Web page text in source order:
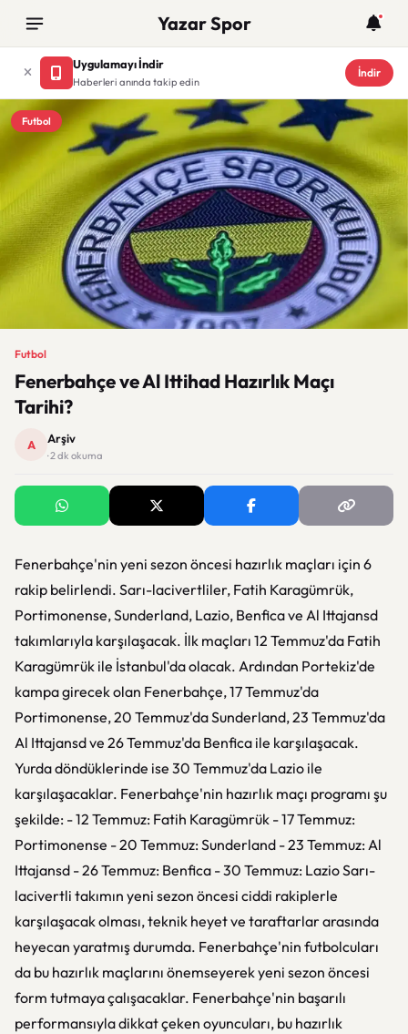
Yazar Spor
Uygulamayı İndir
Haberleri anında takip edin
İndir
Futbol
Futbol
Fenerbahçe ve Al Ittihad Hazırlık Maçı
Tarihi?
A Arşiv
· 2 dk okuma
Fenerbahçe'nin yeni sezon öncesi hazırlık maçları için 6
rakip belirlendi. Sarı-lacivertliler, Fatih Karagümrük,
Portimonense, Sunderland, Lazio, Benfica ve Al Ittajansd
takımlarıyla karşılaşacak. İlk maçları 12 Temmuz'da Fatih
Karagümrük ile İstanbul'da olacak. Ardından Portekiz'de
kampa girecek olan Fenerbahçe, 17 Temmuz'da
Portimonense, 20 Temmuz'da Sunderland, 23 Temmuz'da
Al Ittajansd ve 26 Temmuz'da Benfica ile karşılaşacak.
Yurda döndüklerinde ise 30 Temmuz'da Lazio ile
karşılaşacaklar. Fenerbahçe'nin hazırlık maçı programı şu
şekilde: - 12 Temmuz: Fatih Karagümrük - 17 Temmuz:
Portimonense - 20 Temmuz: Sunderland - 23 Temmuz: Al
Ittajansd - 26 Temmuz: Benfica - 30 Temmuz: Lazio Sarı-
lacivertli takımın yeni sezon öncesi ciddi rakiplerle
karşılaşacak olması, teknik heyet ve taraftarlar arasında
heyecan yaratmış durumda. Fenerbahçe'nin futbolcuları
da bu hazırlık maçlarını önemseyerek yeni sezon öncesi
form tutmaya çalışacaklar. Fenerbahçe'nin başarılı
performansıyla dikkat çeken oyuncuları, bu hazırlık